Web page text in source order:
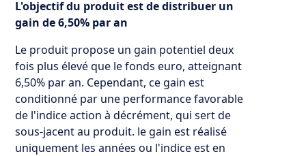
L'objectif du produit est de distribuer un
gain de 6,50% par an
Le produit propose un gain potentiel deux
fois plus élevé que le fonds euro, atteignant
6,50% par an. Cependant, ce gain est
conditionné par une performance favorable
de l'indice action à décrément, qui sert de
sous-jacent au produit. le gain est réalisé
uniquement les années ou l'indice est en